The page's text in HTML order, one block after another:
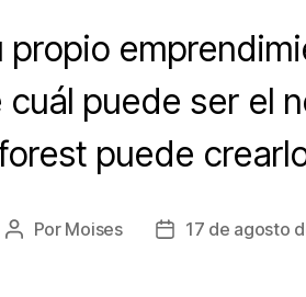
propio
puede ser el
puede
Autor
Por Moises
Fecha17 de agosto